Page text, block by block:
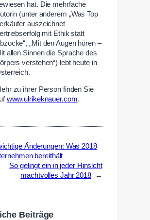
hat. Die mehrfache
(unter anderem „Was Top
auszeichnet –
mit Ethik statt
„Mit den Augen hören –
allen Sinnen die Sprache des
verstehen“) lebt heute in
zu ihrer Person finden Sie
www.ulrikeknauer.com.
Änderungen: Was 2018
bereithält
So gelingt ein in jeder Hinsicht
machtvolles Jahr 2018
→
Beiträge